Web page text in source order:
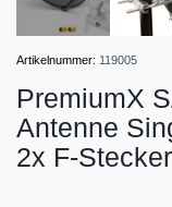
Artikelnummer: 119005
PremiumX
Antenne
2x F-Stecker